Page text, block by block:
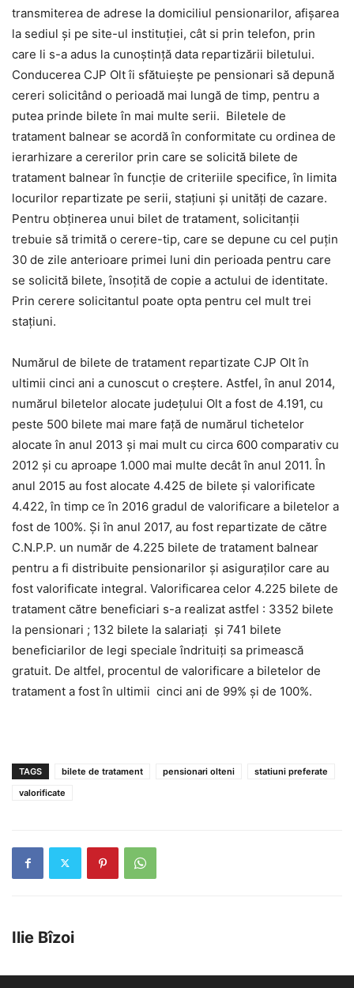
transmiterea de adrese la domiciliul pensionarilor, afişarea
la sediul şi pe site-ul instituţiei, cât si prin telefon, prin
care li s-a adus la cunoştinţă data repartizării biletului.
Conducerea CJP Olt îi sfătuieşte pe pensionari să depună
cereri solicitând o perioadă mai lungă de timp, pentru a
putea prinde bilete în mai multe serii. Biletele de
tratament balnear se acordă în conformitate cu ordinea de
ierarhizare a cererilor prin care se solicită bilete de
tratament balnear în funcţie de criteriile specifice, în limita
locurilor repartizate pe serii, staţiuni şi unităţi de cazare.
Pentru obţinerea unui bilet de tratament, solicitanţii
trebuie să trimită o cerere-tip, care se depune cu cel puţin
30 de zile anterioare primei luni din perioada pentru care
se solicită bilete, însoţită de copie a actului de identitate.
Prin cerere solicitantul poate opta pentru cel mult trei
staţiuni.
Numărul de bilete de tratament repartizate CJP Olt în
ultimii cinci ani a cunoscut o creştere. Astfel, în anul 2014,
numărul biletelor alocate judeţului Olt a fost de 4.191, cu
peste 500 bilete mai mare faţă de numărul tichetelor
alocate în anul 2013 şi mai mult cu circa 600 comparativ cu
2012 şi cu aproape 1.000 mai multe decât în anul 2011. În
anul 2015 au fost alocate 4.425 de bilete şi valorificate
4.422, în timp ce în 2016 gradul de valorificare a biletelor a
fost de 100%. Și în anul 2017, au fost repartizate de către
C.N.P.P. un număr de 4.225 bilete de tratament balnear
pentru a fi distribuite pensionarilor și asiguraților care au
fost valorificate integral. Valorificarea celor 4.225 bilete de
tratament către beneficiari s-a realizat astfel : 3352 bilete
la pensionari ; 132 bilete la salariați și 741 bilete
beneficiarilor de legi speciale îndrituiți sa primească
gratuit. De altfel, procentul de valorificare a biletelor de
tratament a fost în ultimii cinci ani de 99% şi de 100%.
TAGS bilete de tratament pensionari olteni
statiuni preferate
valorificate
Ilie Bîzoi